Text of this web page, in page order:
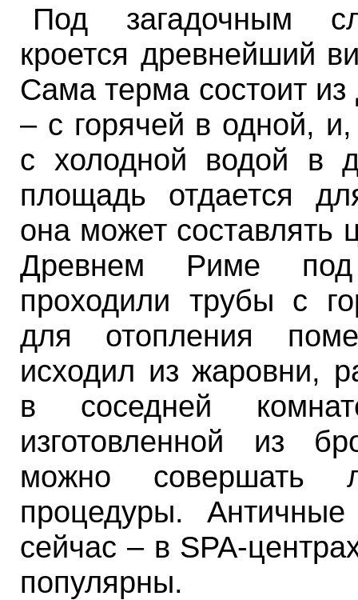
Под загадочным
кроется древнейший
Сама терма состоит
– с горячей в одной, и,
с холодной водой в
площадь отдается
она может составлять
Древнем Риме
проходили трубы с
для отопления
исходил из жаровни,
в соседней
изготовленной из
можно совершать
процедуры.
сейчас – в SPA-
популярны.